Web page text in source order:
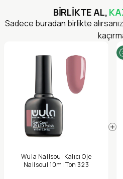
BİRLİKTE AL,
Sadece buradan birlikte
Wula Nailsoul Kalıcı Oje
Nailsoul 10ml Ton 323